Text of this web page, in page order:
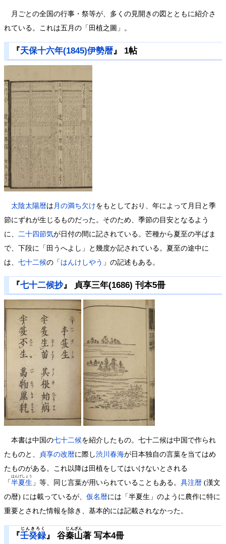
月ごとの全国の行事・祭等が、多くの見開きの図とともに紹介さ
れている。これは五月の「田植之圖」。
『天保十六年(1845)伊勢暦』 1帖
太陰太陽暦は 月の満ち欠けをもとしており、年によって月日と季
節にずれが生じるものだった。そのため、季節の目安となるよう
に、
二十四節気が日付の間に記されている。芒種から夏至の半ばま
で、下段に「田うへよし」と幾度か記されている。夏至の途中に
は、 七十二候の「はんけしやう 」の記述もある。
『七十二候抄』 貞享三年(1686) 刊本5冊
本書は中国の七十二候を紹介したもの。七十二候は中国で作られ
たものと、
貞享の改暦に際し渋川春海が日本独自の言葉を当てはめ
たものがある。これ以降は田植をしてはいけないとされる
「半夏生
はんげしょう
」等、同じ言葉が用いられていることもある。 具注暦 (漢文
の暦) には載っているが、 仮名暦には「半夏生」のように農作に特に
重要とされた情報を除き、基本的には記載されなかった。
『壬癸録
じんきろく
』 谷秦山
じんざん
著 写本4冊